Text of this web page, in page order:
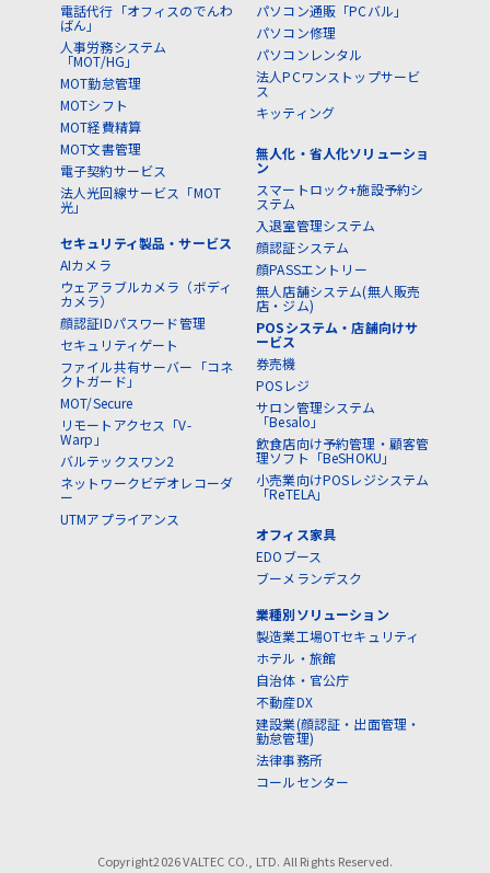
電話代行「オフィスのでんわ
ばん」
人事労務システム
「MOT/HG」
MOT勤怠管理
MOTシフト
MOT経費精算
MOT文書管理
電子契約サービス
法人光回線サービス「MOT
光」
セキュリティ製品・サービス
AIカメラ
ウェアラブルカメラ（ボディ
カメラ）
顔認証IDパスワード管理
セキュリティゲート
ファイル共有サーバー「コネ
クトガード」
MOT/Secure
リモートアクセス「V-
Warp」
バルテックスワン2
ネットワークビデオレコーダ
ー
UTMアプライアンス
パソコン通販「PCバル」
パソコン修理
パソコンレンタル
法人PCワンストップサービ
ス
キッティング
無人化・省人化ソリューショ
ン
スマートロック+施設予約シ
ステム
入退室管理システム
顔認証システム
顔PASSエントリー
無人店舗システム(無人販売
店・ジム)
POSシステム・店舗向けサ
ービス
券売機
POSレジ
サロン管理システム
「Besalo」
飲食店向け予約管理・顧客管
理ソフト「BeSHOKU」
小売業向けPOSレジシステム
「ReTELA」
オフィス家具
EDOブース
ブーメランデスク
業種別ソリューション
製造業工場OTセキュリティ
ホテル・旅館
自治体・官公庁
不動産DX
建設業(顔認証・出面管理・
勤怠管理)
法律事務所
コールセンター
Copyright2026 VALTEC CO., LTD. All Rights Reserved.